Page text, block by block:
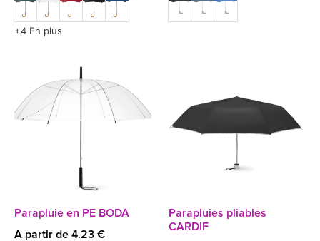
+4 En plus
Parapluie en PE BODA
A partir de 4.23 €
Parapluies pliables
CARDIF